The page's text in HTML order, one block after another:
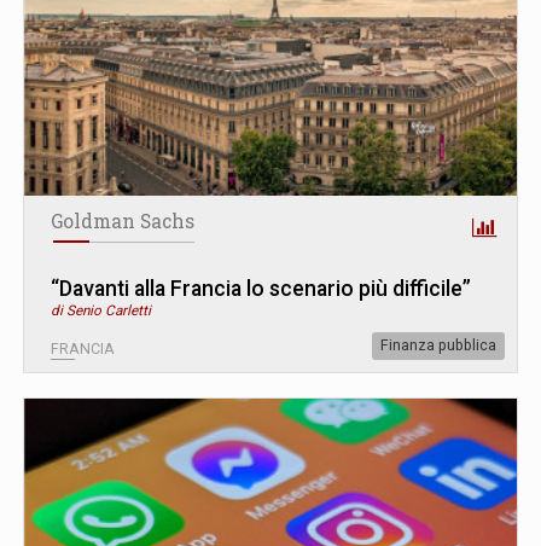
Goldman Sachs
“Davanti alla Francia lo scenario più difficile”
di Senio Carletti
FRANCIA Finanza pubblica